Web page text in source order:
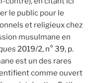
le public pour le
et religieux chez
musulmane en
2019/2, n° 39, p.
est un des rares
comme ouvert